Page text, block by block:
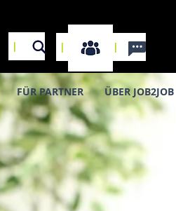
I I I
FÜR PARTNER ÜBER JOB2JOB